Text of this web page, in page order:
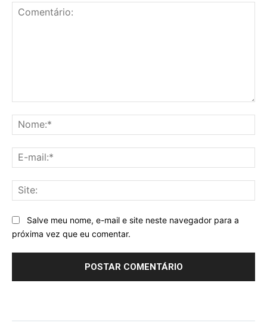
Salve meu nome, e-mail e site neste navegador para a
próxima vez que eu comentar.